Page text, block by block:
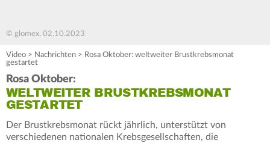
© glomex, 02.10.2023
Video > Nachrichten > Rosa Oktober: weltweiter Brustkrebsmonat
gestartet
Rosa Oktober:
WELTWEITER BRUSTKREBSMONAT
GESTARTET
Der Brustkrebsmonat rückt jährlich, unterstützt von
verschiedenen nationalen Krebsgesellschaften, die